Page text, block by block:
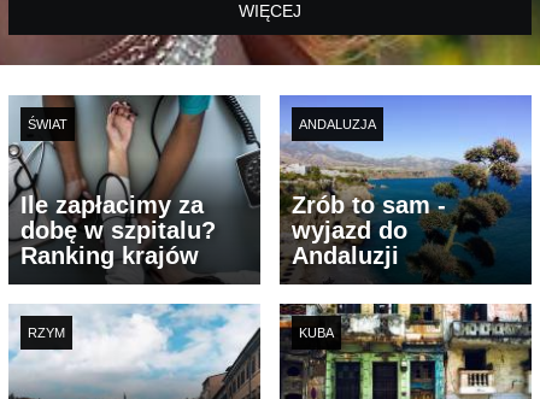
WIĘCEJ
ŚWIAT
Ile zapłacimy za
dobę w szpitalu?
Ranking krajów
ANDALUZJA
Zrób to sam -
wyjazd do
Andaluzji
RZYM KUBA